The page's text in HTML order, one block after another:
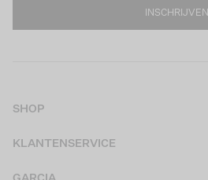
INSCHRIJVEN
SHOP
KLANTENSERVICE